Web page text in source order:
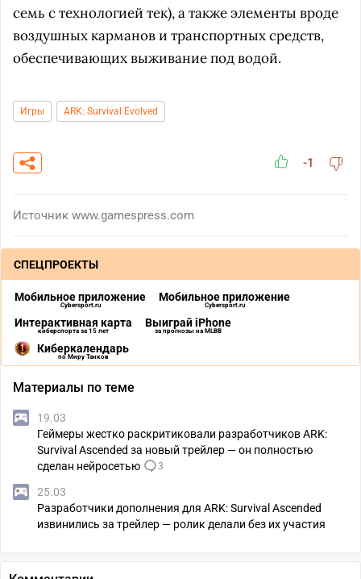
семь с технологией тек), а также элементы вроде
воздушных карманов и транспортных средств,
обеспечивающих выживание под водой.
Игры ARK: Survival Evolved
-1
Источник www.gamespress.com
СПЕЦПРОЕКТЫ
Мобильное приложение
Cybersport.ru
Мобильное приложение
Cybersport.ru
Интерактивная карта
киберспорта за 15 лет
Выиграй iPhone
за прогнозы на MLBB
Киберкалендарь
по Миру Танков
Материалы по теме
19.03
Геймеры жестко раскритиковали разработчиков ARK:
Survival Ascended за новый трейлер — он полностью
сделан нейросетью
3
25.03
Разработчики дополнения для ARK: Survival Ascended
извинились за трейлер — ролик делали без их участия